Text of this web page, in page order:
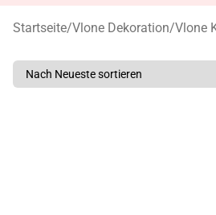
Startseite/Vlone Dekoration/Vlone